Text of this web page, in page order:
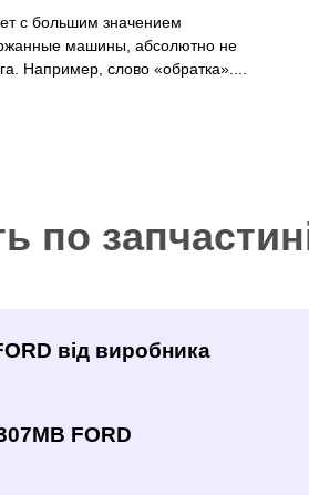
с большим значением
машины, абсолютно не
Например, слово «обратка»....
по
від виробника
FORD